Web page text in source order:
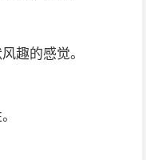
趣的感觉。